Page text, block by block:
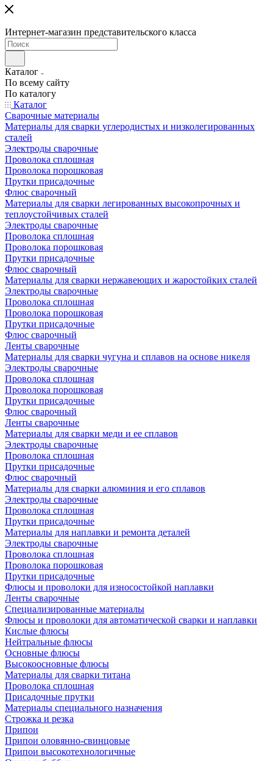
Интернет-магазин представительского класса
Каталог
По всему сайту
По каталогу
Каталог
Сварочные материалы
Материалы для сварки углеродистых и низколегированных
сталей
Электроды сварочные
Проволока сплошная
Проволока порошковая
Прутки присадочные
Флюс сварочный
Материалы для сварки легированных высокопрочных и
теплоустойчивых сталей
Электроды сварочные
Проволока сплошная
Проволока порошковая
Прутки присадочные
Флюс сварочный
Материалы для сварки нержавеющих и жаростойких сталей
Электроды сварочные
Проволока сплошная
Проволока порошковая
Прутки присадочные
Флюс сварочный
Ленты сварочные
Материалы для сварки чугуна и сплавов на основе никеля
Электроды сварочные
Проволока сплошная
Проволока порошковая
Прутки присадочные
Флюс сварочный
Ленты сварочные
Материалы для сварки меди и ее сплавов
Электроды сварочные
Проволока сплошная
Прутки присадочные
Флюс сварочный
Материалы для сварки алюминия и его сплавов
Электроды сварочные
Проволока сплошная
Прутки присадочные
Материалы для наплавки и ремонта деталей
Электроды сварочные
Проволока сплошная
Проволока порошковая
Прутки присадочные
Флюсы и проволоки для износостойкой наплавки
Ленты сварочные
Специализированные материалы
Флюсы и проволоки для автоматической сварки и наплавки
Кислые флюсы
Нейтральные флюсы
Основные флюсы
Высокоосновные флюсы
Материалы для сварки титана
Проволока сплошная
Присадочные прутки
Материалы специального назначения
Строжка и резка
Припои
Припои оловянно-свинцовые
Припои высокотехнологичные